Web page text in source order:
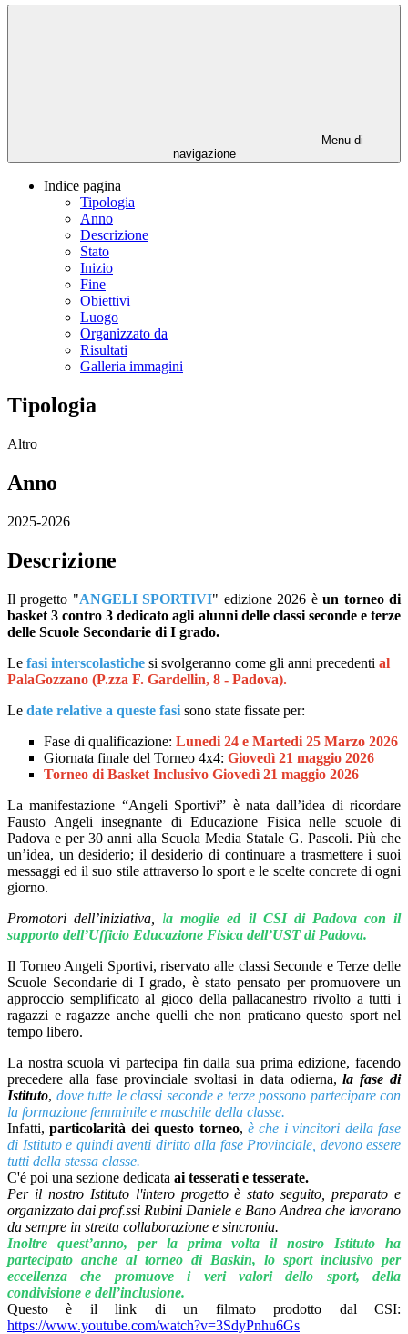
Menu di
navigazione
Indice pagina
Tipologia
Anno
Descrizione
Stato
Inizio
Fine
Obiettivi
Luogo
Organizzato da
Risultati
Galleria immagini
Tipologia
Altro
Anno
2025-2026
Descrizione
Il progetto "ANGELI SPORTIVI" edizione 2026 èun torneo di
basket 3 contro 3 dedicato agli alunni delle classi seconde e terze
delle Scuole Secondarie di I grado.
Le fasi interscolastiche si svolgeranno come gli anni precedenti al
PalaGozzano (P.zza F. Gardellin, 8 - Padova).
Le date relative a queste fasi sono state fissate per:
Fase di qualificazione: Lunedi 24 e Martedi 25 Marzo 2026
Giornata finale del Torneo 4x4: Giovedì 21 maggio 2026
Torneo di Basket Inclusivo Giovedì 21 maggio 2026
La manifestazione “Angeli Sportivi” è nata dall’idea di ricordare
Fausto Angeli insegnante di Educazione Fisica nelle scuole di
Padova e per 30 anni alla Scuola Media Statale G. Pascoli. Più che
un’idea, un desiderio; il desiderio di continuare a trasmettere i suoi
messaggi ed il suo stile attraverso lo sport e le scelte concrete di ogni
giorno.
Promotori dell’iniziativa, la moglie ed il CSI di Padova con il
supporto dell’Ufficio Educazione Fisica dell’UST di Padova.
Il Torneo Angeli Sportivi, riservato alle classi Seconde e Terze delle
Scuole Secondarie di I grado, è stato pensato per promuovere un
approccio semplificato al gioco della pallacanestro rivolto a tutti i
ragazzi e ragazze anche quelli che non praticano questo sport nel
tempo libero.
La nostra scuola vi partecipa fin dalla sua prima edizione, facendo
precedere alla fase provinciale svoltasi in data odierna,la fase di
Istituto, dove tutte le classi seconde e terze possono partecipare con
la formazione femminile e maschile della classe.
Infatti,particolarità dei questo torneo,è che i vincitori della fase
di Istituto e quindi aventi diritto alla fase Provinciale, devono essere
tutti della stessa classe.
C'é poi una sezione dedicata ai tesserati e tesserate.
Per il nostro Istituto l'intero progetto è stato seguito, preparato e
organizzato dai prof.ssi Rubini Daniele e Bano Andrea che lavorano
da sempre in stretta collaborazione e sincronia.
Inoltre quest’anno, per la prima volta il nostro Istituto ha
partecipato anche al torneo di Baskin, lo sport inclusivo per
eccellenza che promuove i veri valori dello sport, della
condivisione e dell’inclusione.
Questo è illink di un filmato prodotto dal CSI:
https://www.youtube.com/watch?v=3SdyPnhu6Gs